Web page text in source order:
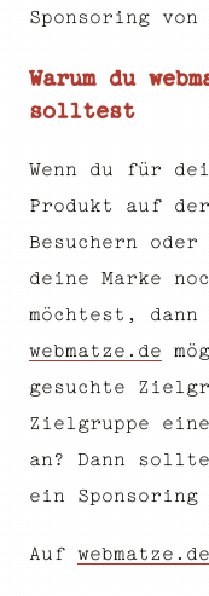
Sponsoring von
Warum du
solltest
Wenn du für
Produkt auf der
Besuchern
deine Marke
möchtest,
webmatze.de
gesuchte
Zielgruppe
an? Dann
ein Sponsoring
Auf webmatze.de